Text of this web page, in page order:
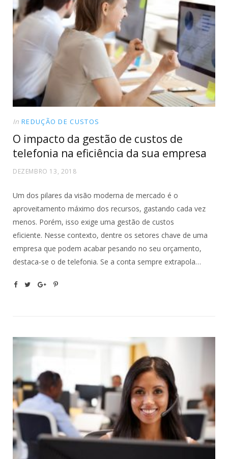
In REDUÇÃO DE CUSTOS
O impacto da gestão de custos de
telefonia na eficiência da sua empresa
DEZEMBRO 13, 2018
Um dos pilares da visão moderna de mercado é o
aproveitamento máximo dos recursos, gastando cada vez
menos. Porém, isso exige uma gestão de custos
eficiente. Nesse contexto, dentre os setores chave de uma
empresa que podem acabar pesando no seu orçamento,
destaca-se o de telefonia. Se a conta sempre extrapola…